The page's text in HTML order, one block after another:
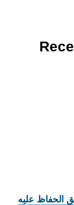
الحفاظ عليه